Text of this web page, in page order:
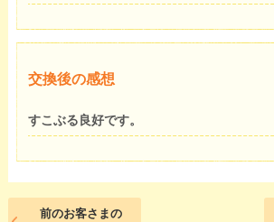
交換後の感想
すこぶる良好です。
前のお客さまの